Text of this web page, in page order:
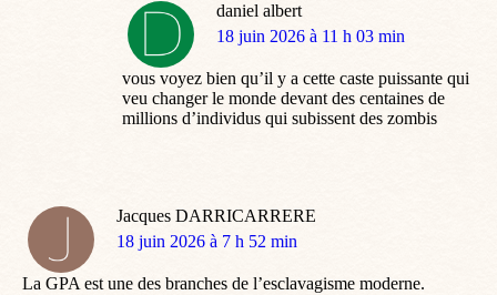
daniel albert
dit
18 juin 2026 à 11 h 03 min
vous voyez bien qu’il y a cette caste puissante qui
veu changer le monde devant des centaines de
millions d’individus qui subissent des zombis
Jacques DARRICARRERE
dit
18 juin 2026 à 7 h 52 min
La GPA est une des branches de l’esclavagisme moderne.